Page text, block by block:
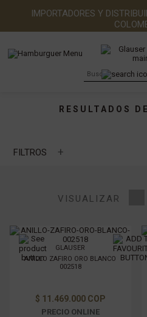
IMPORTADORES Y
RESULTADOS
FILTROS +
VISUALIZAR
GLAUSER
ANILLO ZAFIRO ORO BLANCO
002518
$ 11.469.000 COP
PRECIO ONLINE